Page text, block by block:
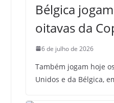
Bélgica
oitavas da
6 de julho de 2026
Também jogam hoje
Unidos e da Bélgica,